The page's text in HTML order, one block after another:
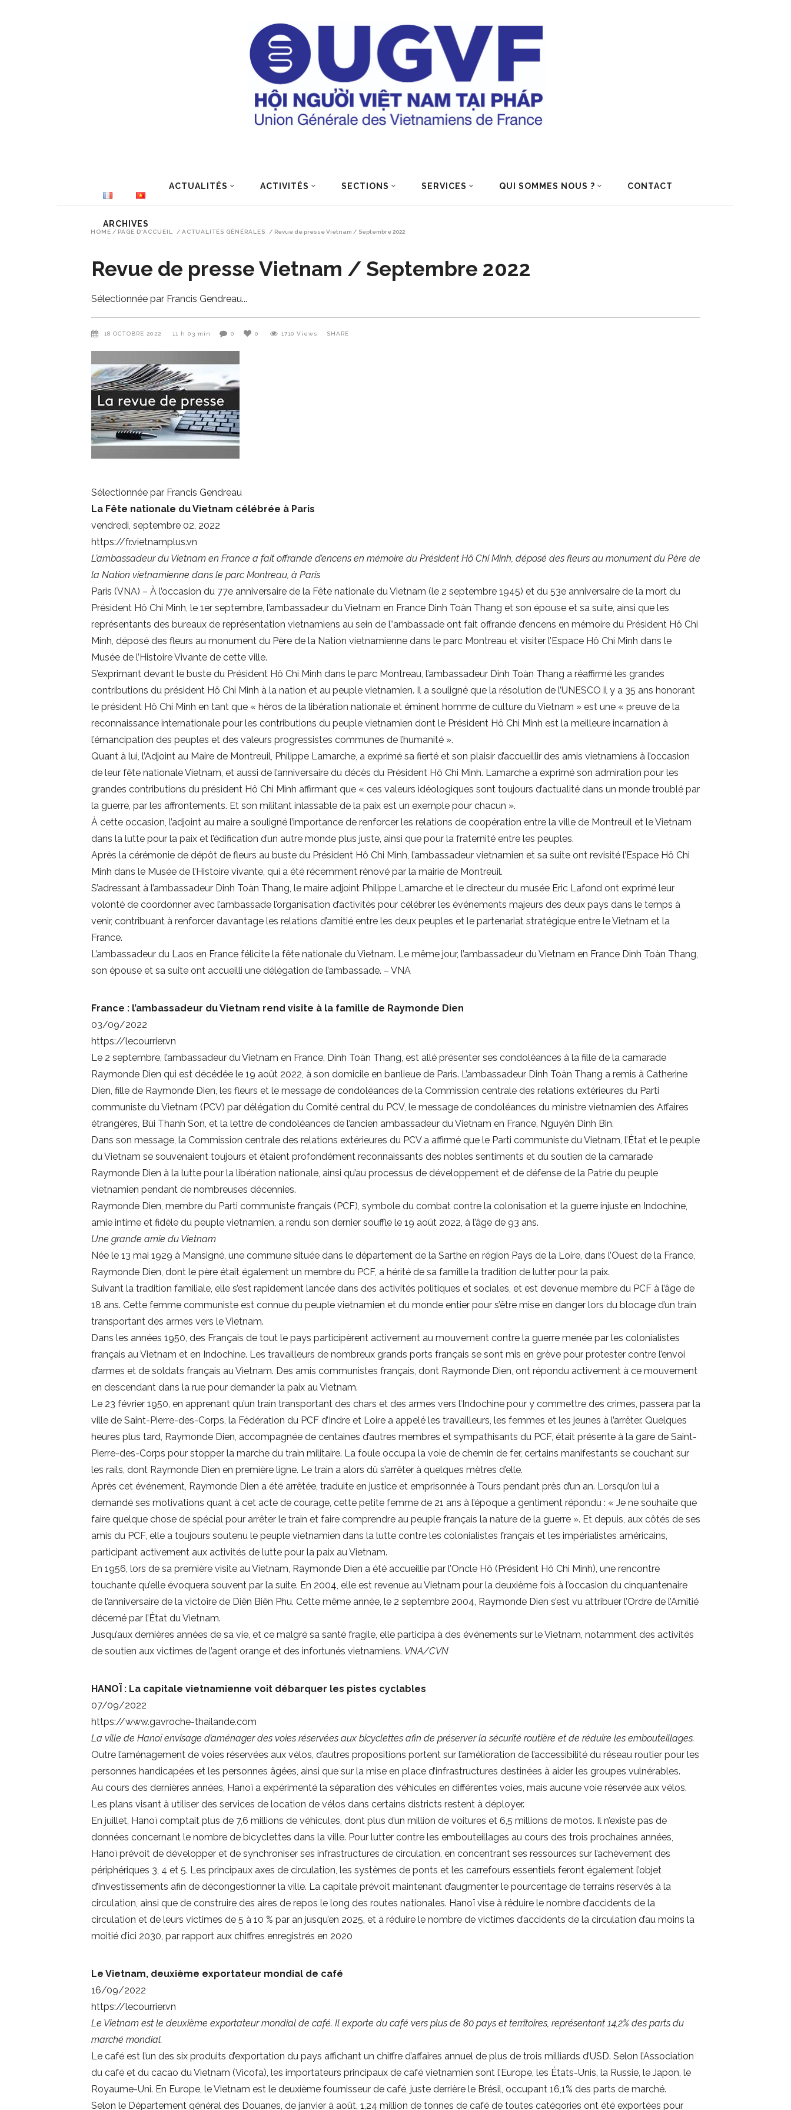
ACTUALITÉS ACTIVITÉS SECTIONS SERVICES QUI SOMMES NOUS ? CONTACT
ARCHIVES
HOME / PAGE D'ACCUEIL / ACTUALITÉS GÉNÉRALES / Revue de presse Vietnam / Septembre 2022
Revue de presse Vietnam / Septembre 2022
Sélectionnée par Francis Gendreau
18 OCTOBRE 2022 11 h 03 min 0 0 1710 Views SHARE
Sélectionnée par Francis Gendreau
La Fête nationale du Vietnam célébrée à Paris
vendredi, septembre 02, 2022
https://fr.vietnamplus.vn
L’ambassadeur du Vietnam en France a fait offrande d’encens en mémoire du Président Hô Chi Minh, déposé des fleurs au monument du Père de
la Nation vietnamienne dans le parc Montreau, à Paris
Paris (VNA) – À l’occasion du 77e anniversaire de la Fête nationale du Vietnam (le 2 septembre 1945) et du 53e anniversaire de la mort du
Président Hô Chi Minh, le 1er septembre, l’ambassadeur du Vietnam en France Dinh Toàn Thang et son épouse et sa suite, ainsi que les
représentants des bureaux de représentation vietnamiens au sein de l’’ambassade ont fait offrande d’encens en mémoire du Président Hô Chi
Minh, déposé des fleurs au monument du Père de la Nation vietnamienne dans le parc Montreau et visiter l’Espace Hô Chi Minh dans le
Musée de l’Histoire Vivante de cette ville.
S’exprimant devant le buste du Président Hô Chi Minh dans le parc Montreau, l’ambassadeur Dinh Toàn Thang a réaffirmé les grandes
contributions du président Hô Chi Minh à la nation et au peuple vietnamien. Il a souligné que la résolution de l’UNESCO il y a 35 ans honorant
le président Hô Chi Minh en tant que « héros de la libération nationale et éminent homme de culture du Vietnam » est une « preuve de la
reconnaissance internationale pour les contributions du peuple vietnamien dont le Président Hô Chi Minh est la meilleure incarnation à
l’émancipation des peuples et des valeurs progressistes communes de l’humanité ».
Quant à lui, l’Adjoint au Maire de Montreuil, Philippe Lamarche, a exprimé sa fierté et son plaisir d’accueillir des amis vietnamiens à l’occasion
de leur fête nationale Vietnam, et aussi de l’anniversaire du décès du Président Hô Chi Minh. Lamarche a exprimé son admiration pour les
grandes contributions du président Hô Chi Minh affirmant que « ces valeurs idéologiques sont toujours d’actualité dans un monde troublé par
la guerre, par les affrontements. Et son militant inlassable de la paix est un exemple pour chacun ».
À cette occasion, l’adjoint au maire a souligné l’importance de renforcer les relations de coopération entre la ville de Montreuil et le Vietnam
dans la lutte pour la paix et l’édification d’un autre monde plus juste, ainsi que pour la fraternité entre les peuples.
Après la cérémonie de dépôt de fleurs au buste du Président Hô Chi Minh, l’ambassadeur vietnamien et sa suite ont revisité l’Espace Hô Chi
Minh dans le Musée de l’Histoire vivante, qui a été récemment rénové par la mairie de Montreuil.
S’adressant à l’ambassadeur Dinh Toàn Thang, le maire adjoint Philippe Lamarche et le directeur du musée Eric Lafond ont exprimé leur
volonté de coordonner avec l’ambassade l’organisation d’activités pour célébrer les événements majeurs des deux pays dans le temps à
venir, contribuant à renforcer davantage les relations d’amitié entre les deux peuples et le partenariat stratégique entre le Vietnam et la
France.
L’ambassadeur du Laos en France félicite la fête nationale du Vietnam. Le même jour, l’ambassadeur du Vietnam en France Dinh Toàn Thang,
son épouse et sa suite ont accueilli une délégation de l’ambassade. – VNA
France : l’ambassadeur du Vietnam rend visite à la famille de Raymonde Dien
03/09/2022
https://lecourrier.vn
Le 2 septembre, l’ambassadeur du Vietnam en France, Dinh Toàn Thang, est allé présenter ses condoléances à la fille de la camarade
Raymonde Dien qui est décédée le 19 août 2022, à son domicile en banlieue de Paris. L’ambassadeur Dinh Toàn Thang a remis à Catherine
Dien, fille de Raymonde Dien, les fleurs et le message de condoléances de la Commission centrale des relations extérieures du Parti
communiste du Vietnam (PCV) par délégation du Comité central du PCV, le message de condoléances du ministre vietnamien des Affaires
étrangères, Bùi Thanh Son, et la lettre de condoléances de l’ancien ambassadeur du Vietnam en France, Nguyên Dinh Bin.
Dans son message, la Commission centrale des relations extérieures du PCV a affirmé que le Parti communiste du Vietnam, l’État et le peuple
du Vietnam se souvenaient toujours et étaient profondément reconnaissants des nobles sentiments et du soutien de la camarade
Raymonde Dien à la lutte pour la libération nationale, ainsi qu’au processus de développement et de défense de la Patrie du peuple
vietnamien pendant de nombreuses décennies.
Raymonde Dien, membre du Parti communiste français (PCF), symbole du combat contre la colonisation et la guerre injuste en Indochine,
amie intime et fidèle du peuple vietnamien, a rendu son dernier souffle le 19 août 2022, à l’âge de 93 ans.
Une grande amie du Vietnam
Née le 13 mai 1929 à Mansigné, une commune située dans le département de la Sarthe en région Pays de la Loire, dans l’Ouest de la France,
Raymonde Dien, dont le père était également un membre du PCF, a hérité de sa famille la tradition de lutter pour la paix.
Suivant la tradition familiale, elle s’est rapidement lancée dans des activités politiques et sociales, et est devenue membre du PCF à l’âge de
18 ans. Cette femme communiste est connue du peuple vietnamien et du monde entier pour s’être mise en danger lors du blocage d’un train
transportant des armes vers le Vietnam.
Dans les années 1950, des Français de tout le pays participèrent activement au mouvement contre la guerre menée par les colonialistes
français au Vietnam et en Indochine. Les travailleurs de nombreux grands ports français se sont mis en grève pour protester contre l’envoi
d’armes et de soldats français au Vietnam. Des amis communistes français, dont Raymonde Dien, ont répondu activement à ce mouvement
en descendant dans la rue pour demander la paix au Vietnam.
Le 23 février 1950, en apprenant qu’un train transportant des chars et des armes vers l’Indochine pour y commettre des crimes, passera par la
ville de Saint-Pierre-des-Corps, la Fédération du PCF d’Indre et Loire a appelé les travailleurs, les femmes et les jeunes à l’arrêter. Quelques
heures plus tard, Raymonde Dien, accompagnée de centaines d’autres membres et sympathisants du PCF, était présente à la gare de Saint-
Pierre-des-Corps pour stopper la marche du train militaire. La foule occupa la voie de chemin de fer, certains manifestants se couchant sur
les rails, dont Raymonde Dien en première ligne. Le train a alors dû s’arrêter à quelques mètres d’elle.
Après cet événement, Raymonde Dien a été arrêtée, traduite en justice et emprisonnée à Tours pendant près d’un an. Lorsqu’on lui a
demandé ses motivations quant à cet acte de courage, cette petite femme de 21 ans à l’époque a gentiment répondu : « Je ne souhaite que
faire quelque chose de spécial pour arrêter le train et faire comprendre au peuple français la nature de la guerre ». Et depuis, aux côtés de ses
amis du PCF, elle a toujours soutenu le peuple vietnamien dans la lutte contre les colonialistes français et les impérialistes américains,
participant activement aux activités de lutte pour la paix au Vietnam.
En 1956, lors de sa première visite au Vietnam, Raymonde Dien a été accueillie par l’Oncle Hô (Président Hô Chi Minh), une rencontre
touchante qu’elle évoquera souvent par la suite. En 2004, elle est revenue au Vietnam pour la deuxième fois à l’occasion du cinquantenaire
de l’anniversaire de la victoire de Diên Biên Phu. Cette même année, le 2 septembre 2004, Raymonde Dien s’est vu attribuer l’Ordre de l’Amitié
décerné par l’État du Vietnam.
Jusqu’aux dernières années de sa vie, et ce malgré sa santé fragile, elle participa à des événements sur le Vietnam, notamment des activités
de soutien aux victimes de l’agent orange et des infortunés vietnamiens. VNA/CVN
HANOÏ : La capitale vietnamienne voit débarquer les pistes cyclables
07/09/2022
https://www.gavroche-thailande.com
La ville de Hanoï envisage d’aménager des voies réservées aux bicyclettes afin de préserver la sécurité routière et de réduire les embouteillages.
Outre l’aménagement de voies réservées aux vélos, d’autres propositions portent sur l’amélioration de l’accessibilité du réseau routier pour les
personnes handicapées et les personnes âgées, ainsi que sur la mise en place d’infrastructures destinées à aider les groupes vulnérables.
Au cours des dernières années, Hanoï a expérimenté la séparation des véhicules en différentes voies, mais aucune voie réservée aux vélos.
Les plans visant à utiliser des services de location de vélos dans certains districts restent à déployer.
En juillet, Hanoï comptait plus de 7,6 millions de véhicules, dont plus d’un million de voitures et 6,5 millions de motos. Il n’existe pas de
données concernant le nombre de bicyclettes dans la ville. Pour lutter contre les embouteillages au cours des trois prochaines années,
Hanoï prévoit de développer et de synchroniser ses infrastructures de circulation, en concentrant ses ressources sur l’achèvement des
périphériques 3, 4 et 5. Les principaux axes de circulation, les systèmes de ponts et les carrefours essentiels feront également l’objet
d’investissements afin de décongestionner la ville. La capitale prévoit maintenant d’augmenter le pourcentage de terrains réservés à la
circulation, ainsi que de construire des aires de repos le long des routes nationales. Hanoï vise à réduire le nombre d’accidents de la
circulation et de leurs victimes de 5 à 10 % par an jusqu’en 2025, et à réduire le nombre de victimes d’accidents de la circulation d’au moins la
moitié d’ici 2030, par rapport aux chiffres enregistrés en 2020
Le Vietnam, deuxième exportateur mondial de café
16/09/2022
https://lecourrier.vn
Le Vietnam est le deuxième exportateur mondial de café. Il exporte du café vers plus de 80 pays et territoires, représentant 14,2% des parts du
marché mondial.
Le café est l’un des six produits d’exportation du pays affichant un chiffre d’affaires annuel de plus de trois milliards d’USD. Selon l’Association
du café et du cacao du Vietnam (Vicofa), les importateurs principaux de café vietnamien sont l’Europe, les États-Unis, la Russie, le Japon, le
Royaume-Uni. En Europe, le Vietnam est le deuxième fournisseur de café, juste derrière le Brésil, occupant 16,1% des parts de marché.
Selon le Département général des Douanes, de janvier à août, 1,24 million de tonnes de café de toutes catégories ont été exportées pour